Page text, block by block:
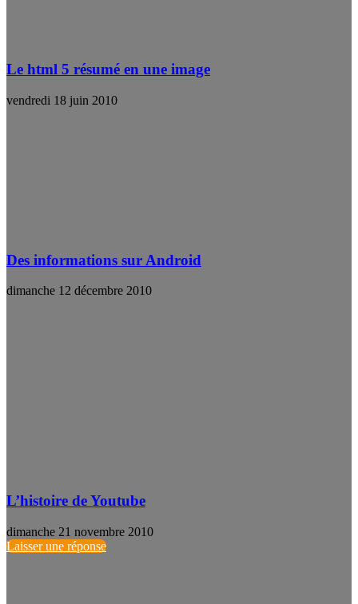
Le html 5 résumé en une image
vendredi 18 juin 2010
Des informations sur Android
dimanche 12 décembre 2010
L’histoire de Youtube
dimanche 21 novembre 2010
Laisser une réponse